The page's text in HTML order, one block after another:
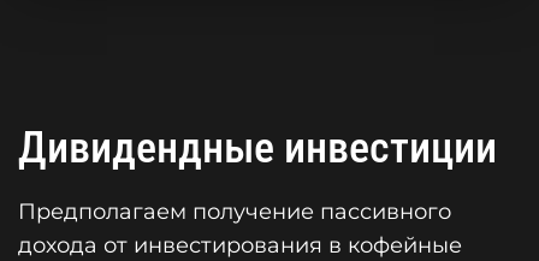
Дивидендные инвестиции
Предполагаем получение пассивного
дохода от инвестирования в кофейные